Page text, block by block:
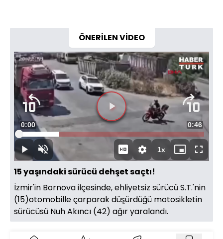
ÖNERİLEN VİDEO
DuraklatSesi
Aç
Süre
0:00 Toplam
Süre
0:46
Yüklendi:
21.70%
1xOynatma
Hızı
Mini
oynatıcı
Tam
Ekran
15 yaşındaki sürücü dehşet saçtı!
İzmir'in Bornova ilçesinde, ehliyetsiz sürücü S.T.'nin
(15)otomobille çarparak düşürdüğü motosikletin
sürücüsü Nuh Akıncı (42) ağır yaralandı.